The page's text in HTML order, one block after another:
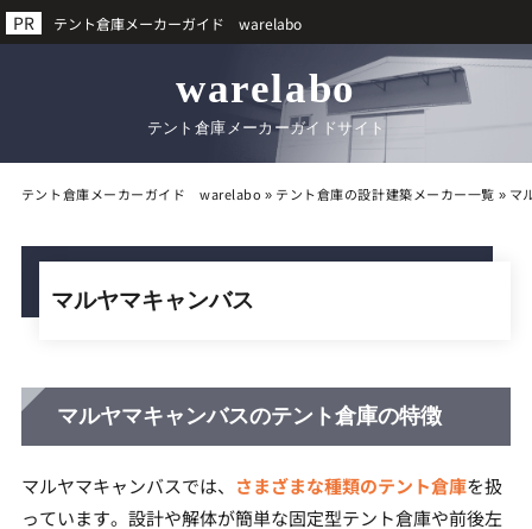
テント倉庫メーカーガイド warelabo
warelabo
テント倉庫メーカーガイドサイト
テント倉庫メーカーガイド warelabo » テント倉庫の設計建築メーカー一覧 » マ
マルヤマキャンバス
マルヤマキャンバスのテント倉庫の特徴
マルヤマキャンバスでは、 さまざまな種類のテント倉庫を扱
っています。設計や解体が簡単な固定型テント倉庫や前後左